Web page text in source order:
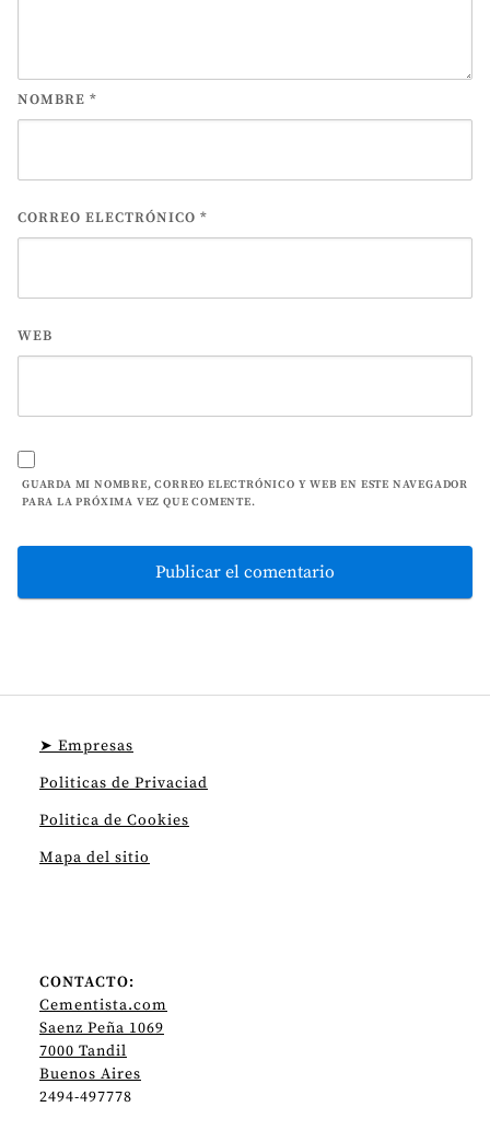
NOMBRE *
CORREO ELECTRÓNICO *
WEB
GUARDA MI NOMBRE, CORREO ELECTRÓNICO Y WEB EN ESTE NAVEGADOR
PARA LA PRÓXIMA VEZ QUE COMENTE.
➤ Empresas
Politicas de Privaciad
Politica de Cookies
Mapa del sitio
CONTACTO:
Cementista.com
Saenz Peña 1069
7000 Tandil
Buenos Aires
2494-497778